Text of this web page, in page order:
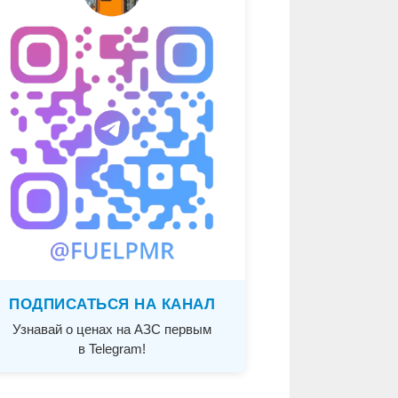
ПОДПИСАТЬСЯ НА КАНАЛ
Узнавай о ценах на АЗС первым
в Telegram!